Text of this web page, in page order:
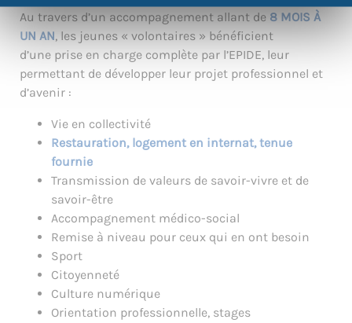
Au travers d’un accompagnement allant de 8 MOIS À
UN AN, les jeunes « volontaires » bénéficient
d’une prise en charge complète par l’EPIDE, leur
permettant de développer leur projet professionnel et
d’avenir :
Vie en collectivité
Restauration, logement en internat, tenue
fournie
Transmission de valeurs de savoir-vivre et de
savoir-être
Accompagnement médico-social
Remise à niveau pour ceux qui en ont besoin
Sport
Citoyenneté
Culture numérique
Orientation professionnelle, stages